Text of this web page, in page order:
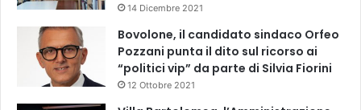
14 Dicembre 2021
Bovolone, il candidato sindaco Orfeo
Pozzani punta il dito sul ricorso ai
“politici vip” da parte di Silvia Fiorini
12 Ottobre 2021